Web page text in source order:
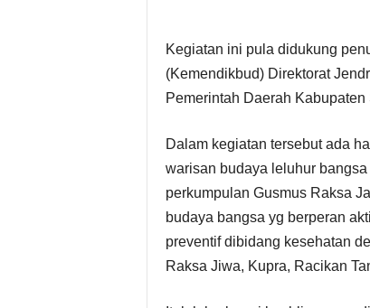
Kegiatan ini pula didukung
(Kemendikbud) Direktorat
Pemerintah Daerah Kabupaten
Dalam kegiatan tersebut ada
warisan budaya leluhur
perkumpulan Gusmus Raksa
budaya bangsa yg berperan
preventif dibidang kesehatan
Raksa Jiwa, Kupra, Racikan